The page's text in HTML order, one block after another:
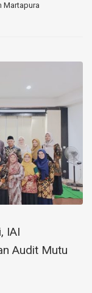
Martapura
IAI
Audit Mutu